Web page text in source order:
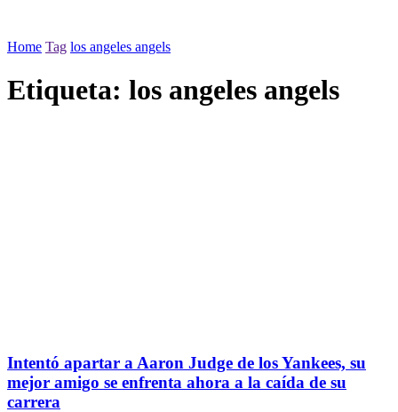
Home Tag los angeles angels
Etiqueta: los angeles angels
Intentó apartar a Aaron Judge de los Yankees, su
mejor amigo se enfrenta ahora a la caída de su
carrera